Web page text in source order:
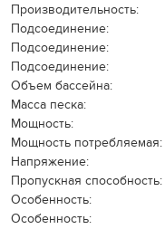
Производительность:
Подсоединение:
Подсоединение:
Подсоединение:
Объем бассейна:
Масса песка:
Мощность:
Мощность потребляемая:
Напряжение:
Пропускная способность:
Особенность:
Особенность: